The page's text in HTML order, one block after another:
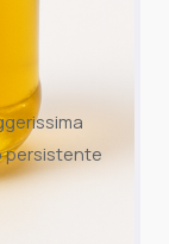
persistente